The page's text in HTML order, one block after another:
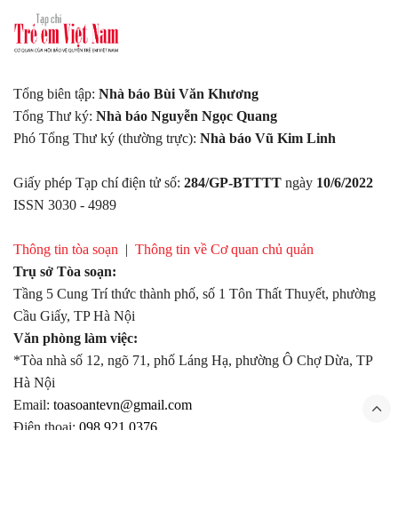
Tổng biên tập: Nhà báo Bùi Văn Khương
Tổng Thư ký: Nhà báo Nguyễn Ngọc Quang
Phó Tổng Thư ký (thường trực): Nhà báo Vũ Kim Linh
Giấy phép Tạp chí điện tử số: 284/GP-BTTTT ngày 10/6/2022
ISSN 3030 - 4989
Thông tin tòa soạn | Thông tin về Cơ quan chủ quản
Trụ sở Tòa soạn:
Tầng 5 Cung Trí thức thành phố, số 1 Tôn Thất Thuyết, phường
Cầu Giấy, TP Hà Nội
Văn phòng làm việc:
*Tòa nhà số 12, ngõ 71, phố Láng Hạ, phường Ô Chợ Dừa, TP
Hà Nội
Email: toasoantevn@gmail.com
Điện thoại: 098.921.0376